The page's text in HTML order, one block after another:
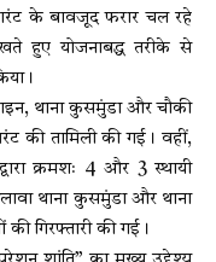
वारंट के बावजूद फरार चल रहे
हुए योजनाबद्ध तरीके से
थाना कुसमुंडा और चौकी
की तामिली की गई। वहीं,
क्रमशः 4 और 3 स्थायी
थाना कुसमुंडा और थाना
की गिरफ्तारी की गई।